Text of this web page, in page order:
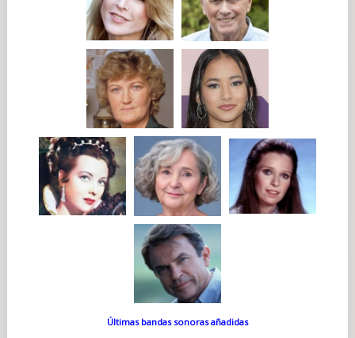
Últimas bandas sonoras añadidas